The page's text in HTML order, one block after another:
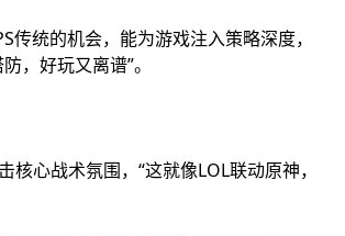
传统的机会，能为游戏注入策略深度，
，好玩又离谱”。
核心战术氛围，“这就像LOL联动原神，